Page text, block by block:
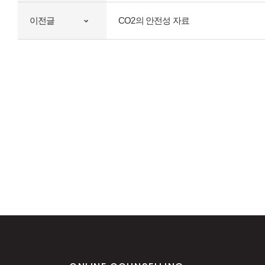
이전글 CO2의 안전성 자료